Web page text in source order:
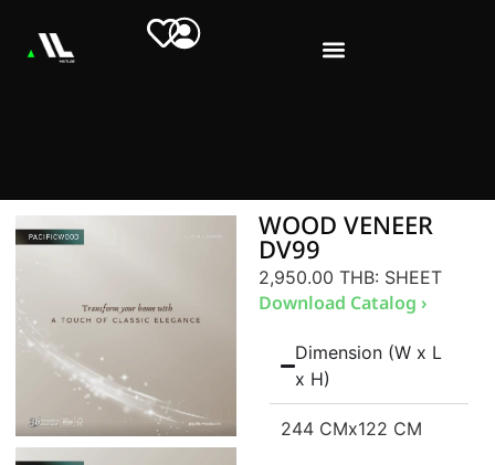
WOOD VENEER
DV99
2,950.00 THB: SHEET
Download Catalog ›
Dimension (W x L
x H)
244 CMx122 CM